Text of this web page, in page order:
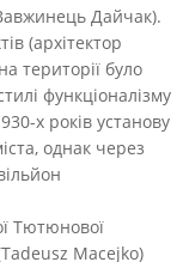
Дайчак).
(архітектор
території було
функціоналізму
х років установу
однак через
Тютюнової
Macejko)